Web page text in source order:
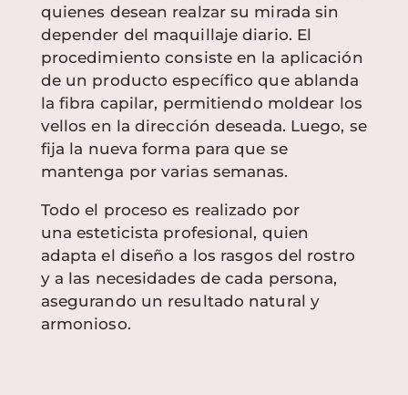
quienes desean realzar su mirada sin
depender del maquillaje diario. El
procedimiento consiste en la aplicación
de un producto específico que ablanda
la fibra capilar, permitiendo moldear los
vellos en la dirección deseada. Luego, se
fija la nueva forma para que se
mantenga por varias semanas.
Todo el proceso es realizado por
una esteticista profesional, quien
adapta el diseño a los rasgos del rostro
y a las necesidades de cada persona,
asegurando un resultado natural y
armonioso.